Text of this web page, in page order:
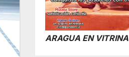
ARAGUA EN VITRINA